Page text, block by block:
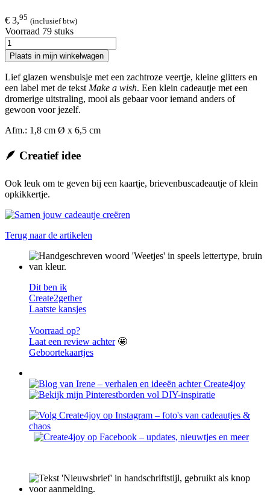
€ 3,95 (inclusief btw)
Voorraad 79 stuks
Plaats in mijn winkelwagen
Lief glazen wensbuisje met een zachtroze veertje, kleine glitters en
een label met de tekst Make a wish. Een klein cadeautje met een
dromerige uitstraling, mooi als gebaar voor iemand anders of
gewoon voor jezelf.
Afm.: 1,8 cm Ø x 6,5 cm
🪶 Creatief idee
Ook leuk om te geven bij een kaartje, brievenbuscadeautje of klein
opkikkertje.
Terug naar de artikelen
Dit ben ik
Create2gether
Laatste kansjes
Voorraad op?
Laat een review achter🤩
Geboortekaartjes